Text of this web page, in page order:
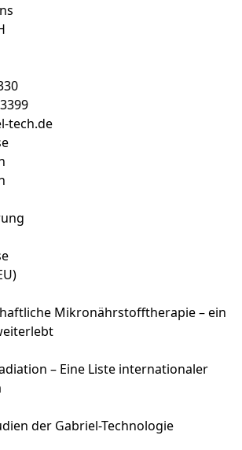
tech.de
Mikronährstofftherapie – ein
– Eine Liste internationaler
der Gabriel-Technologie